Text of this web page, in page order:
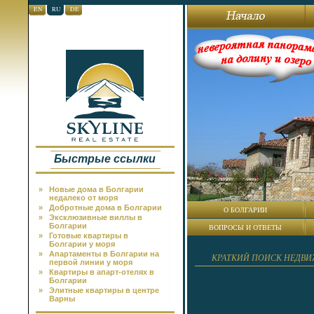
EN RU DE
Быстрые ссылки
»
Новые дома в Болгарии
недалеко от моря
»
Добротные дома в Болгарии
»
Эксклюзивные виллы в
Болгарии
»
Готовые квартиры в
Болгарии у моря
»
Апартаменты в Болгарии на
первой линии у моря
»
Квартиры в апарт-отелях в
Болгарии
»
Элитные квартиры в центре
Варны
О БОЛГАРИИ
ВОПРОСЫ И ОТВЕТЫ
КРАТКИЙ ПОИСК